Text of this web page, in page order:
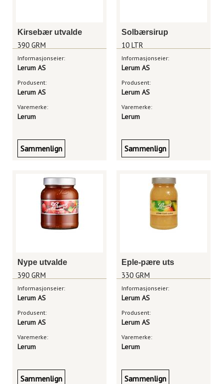
Kirsebær utvalde
390 GRM
Informasjonseier:
Lerum AS
Produsent:
Lerum AS
Varemerke:
Lerum
Sammenlign
Solbærsirup
10 LTR
Informasjonseier:
Lerum AS
Produsent:
Lerum AS
Varemerke:
Lerum
Sammenlign
Nype utvalde
390 GRM
Informasjonseier:
Lerum AS
Produsent:
Lerum AS
Varemerke:
Lerum
Sammenlign
Eple-pære uts
330 GRM
Informasjonseier:
Lerum AS
Produsent:
Lerum AS
Varemerke:
Lerum
Sammenlign